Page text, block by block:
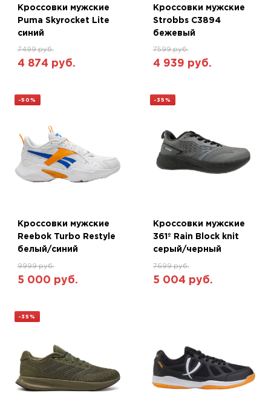
Кроссовки мужские
Puma Skyrocket Lite
синий
7499 руб.
4 874 руб.
Кроссовки мужские
Strobbs C3894
бежевый
7599 руб.
4 939 руб.
-50%
Кроссовки мужские
Reebok Turbo Restyle
белый/синий
9999 руб.
5 000 руб.
-35%
Кроссовки мужские
361º Rain Block knit
серый/черный
7699 руб.
5 004 руб.
-35%